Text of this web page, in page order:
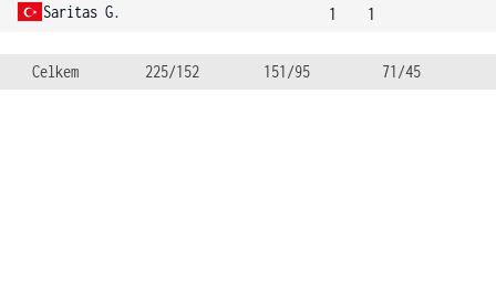
Saritas G.
1
1
Celkem 225/152 151/95 71/45